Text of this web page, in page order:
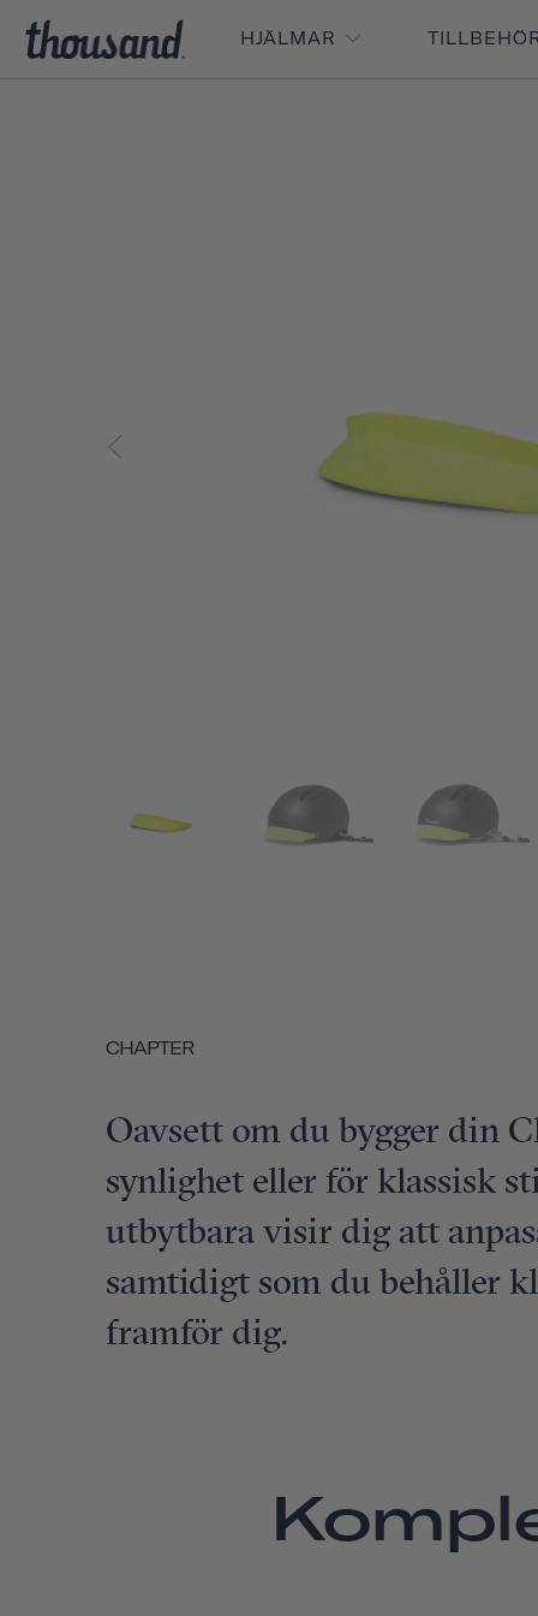
HJÄLMAR
CHAPTER
Oavsett om du bygger din
synlighet eller för klassisk
utbytbara visir dig att
samtidigt som du behåller
framför dig.